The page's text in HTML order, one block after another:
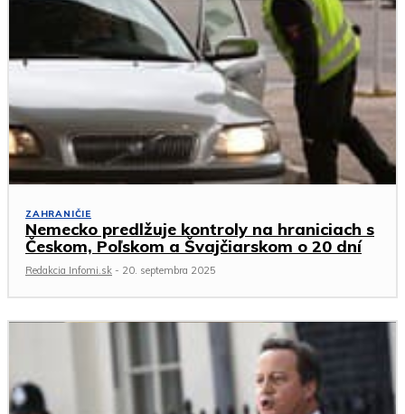
ZAHRANIČIE
Nemecko predlžuje kontroly na hraniciach s
Českom, Poľskom a Švajčiarskom o 20 dní
Redakcia Infomi.sk - 20. septembra 2025